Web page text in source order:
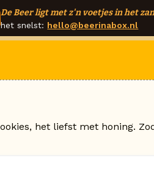
De Beer ligt met z'n voetjes in het
het snelst: hello@beerinabox.nl
het liefst met honing.